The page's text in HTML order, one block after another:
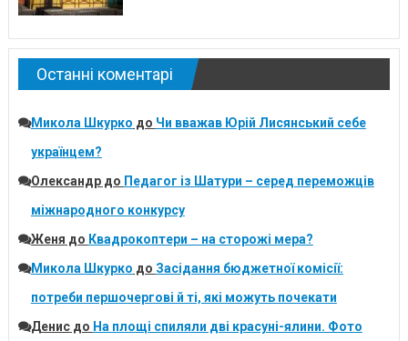
Останні коментарі
Микола Шкурко до Чи вважав Юрій Лисянський себе
українцем?
Олександрдо Педагог із Шатури – серед переможців
міжнародного конкурсу
Женя до Квадрокоптери – на сторожі мера?
Микола Шкурко до Засідання бюджетної комісії:
потреби першочергові й ті, які можуть почекати
Денисдо На площі спиляли дві красуні-ялини. Фото